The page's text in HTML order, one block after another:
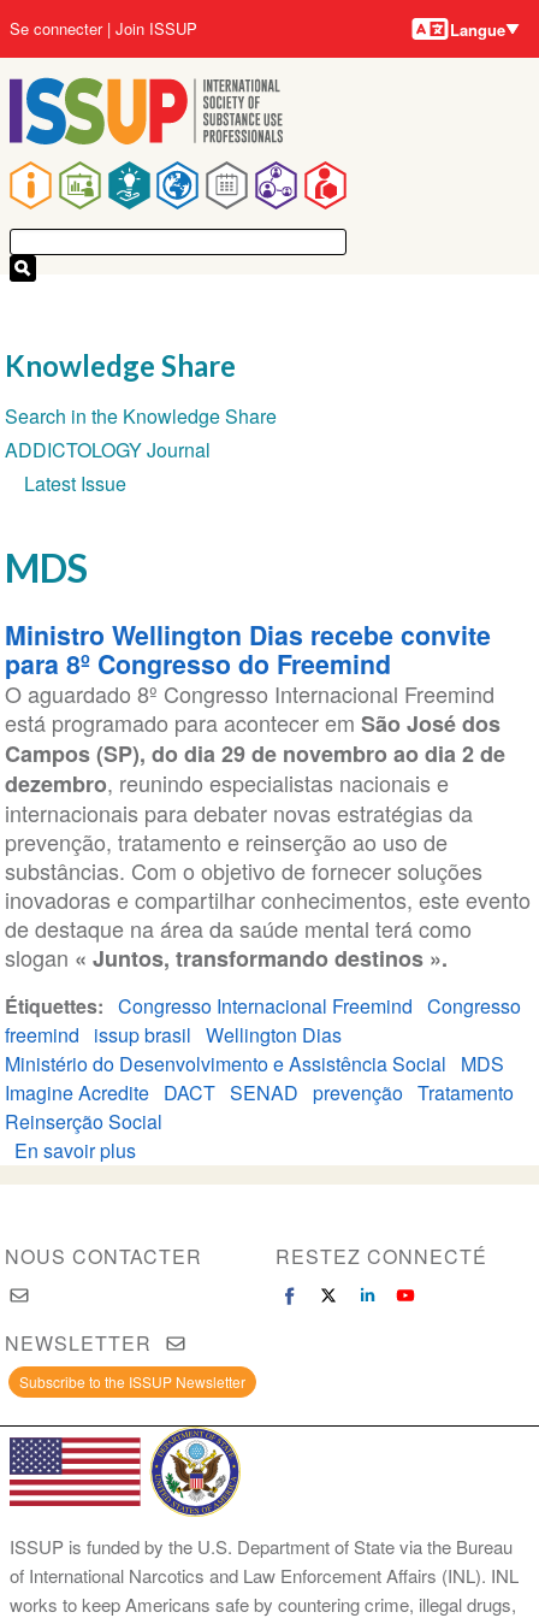
au
contenu
principal
Main
navigation
User
account
menu
Se connecter Join ISSUP Langues
Langue
MDS
Ministro Wellington Dias recebe convite
para 8º Congresso do Freemind
O aguardado 8º Congresso Internacional Freemind
está programado para acontecer em São José dos
Campos (SP), do dia 29 de novembro ao dia 2 de
dezembro, reunindo especialistas nacionais e
internacionais para debater novas estratégias da
prevenção, tratamento e reinserção ao uso de
substâncias. Com o objetivo de fornecer soluções
inovadoras e compartilhar conhecimentos, este evento
de destaque na área da saúde mental terá como
slogan « Juntos, transformando destinos ».
Étiquettes Congresso Internacional Freemind Congresso
freemind
issup brasil Wellington Dias
Ministério do Desenvolvimento e Assistência Social
MDS
Imagine Acredite DACT SENAD prevenção Tratamento
Reinserção Social
En savoir plussur
Ministro
recebe
8º
Congresso
Freemind
Knowledge Share
Section
navigation
Search in the Knowledge Share
ADDICTOLOGY Journal
Latest Issue
NOUS CONTACTER RESTEZ CONNECTÉ
NEWSLETTER
Subscribe to the ISSUP Newsletter
ISSUP is funded by the U.S. Department of State via the Bureau
of International Narcotics and Law Enforcement Affairs (INL). INL
works to keep Americans safe by countering crime, illegal drugs,